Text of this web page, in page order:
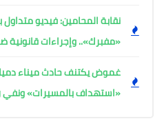
نقابة المحامين: فيديو
«مفبرك».. وإجراءات قانونية
غموض يكتنف حادث ميناء
«استهداف بالمسيرات»